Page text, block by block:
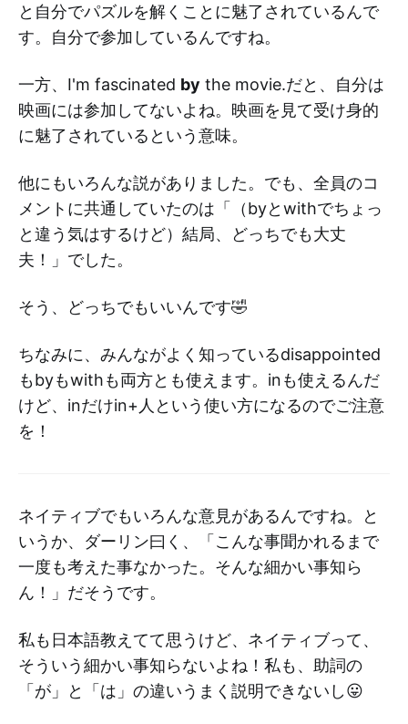
と自分でパズルを解くことに魅了されているんで
す。自分で参加しているんですね。
一方、I'm fascinated by the movie.だと、自分は
映画には参加してないよね。映画を見て受け身的
に魅了されているという意味。
他にもいろんな説がありました。でも、全員のコ
メントに共通していたのは「（byとwithでちょっ
と違う気はするけど）結局、どっちでも大丈
夫！」でした。
そう、どっちでもいいんです🤣
ちなみに、みんながよく知っているdisappointed
もbyもwithも両方とも使えます。inも使えるんだ
けど、inだけin+人という使い方になるのでご注意
を！
ネイティブでもいろんな意見があるんですね。と
いうか、ダーリン曰く、「こんな事聞かれるまで
一度も考えた事なかった。そんな細かい事知ら
ん！」だそうです。
私も日本語教えてて思うけど、ネイティブって、
そういう細かい事知らないよね！私も、助詞の
「が」と「は」の違いうまく説明できないし😛